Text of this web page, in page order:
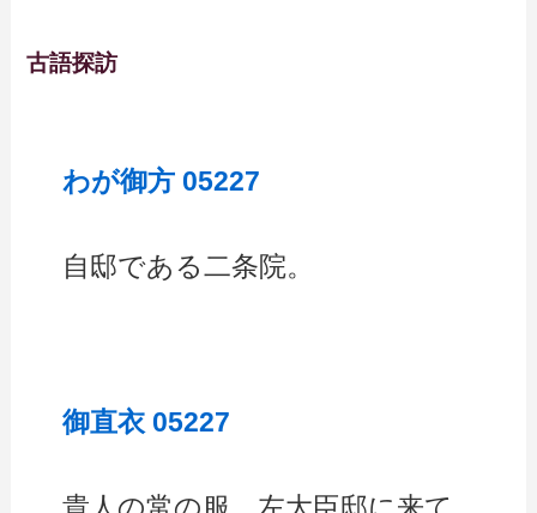
古語探訪
わが御方 05227
自邸である二条院。
御直衣 05227